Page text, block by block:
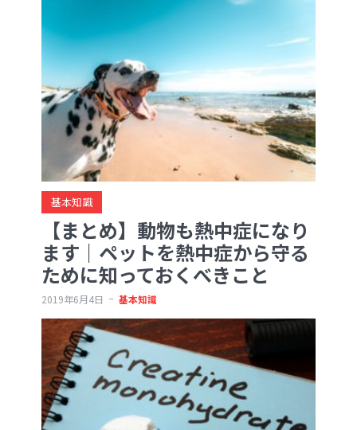
基本知識
【まとめ】動物も熱中症になり
ます｜ペットを熱中症から守る
ために知っておくべきこと
2019年6月4日 基本知識